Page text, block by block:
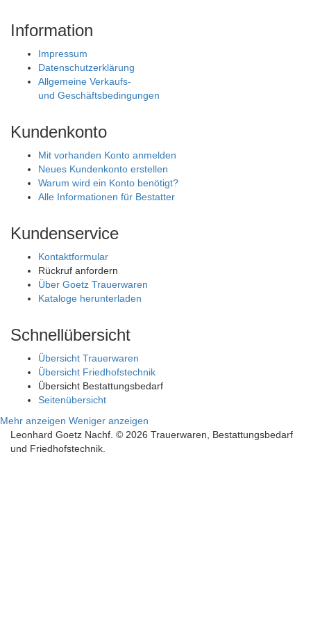
Information
Impressum
Datenschutzerklärung
Allgemeine Verkaufs-
und Geschäftsbedingungen
Kundenkonto
Mit vorhanden Konto anmelden
Neues Kundenkonto erstellen
Warum wird ein Konto benötigt?
Alle Informationen für Bestatter
Kundenservice
Kontaktformular
Rückruf anfordern
Über Goetz Trauerwaren
Kataloge herunterladen
Schnellübersicht
Übersicht Trauerwaren
Übersicht Friedhofstechnik
Übersicht Bestattungsbedarf
Seitenübersicht
Mehr anzeigen Weniger anzeigen
Leonhard Goetz Nachf. © 2026 Trauerwaren, Bestattungsbedarf
und Friedhofstechnik.